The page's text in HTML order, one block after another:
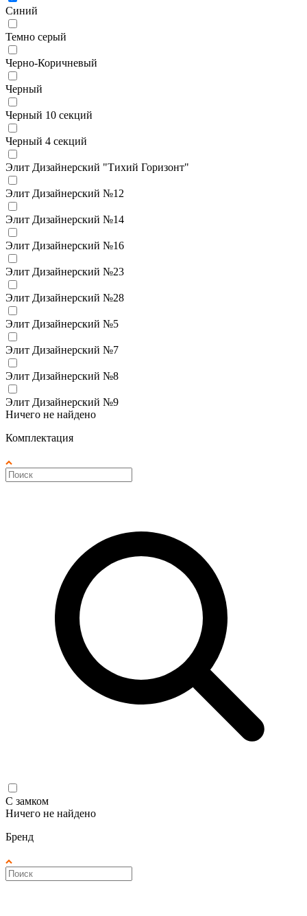
Синий
Темно серый
Черно-Коричневый
Черный
Черный 10 секций
Черный 4 секций
Элит Дизайнерский "Тихий Горизонт"
Элит Дизайнерский №12
Элит Дизайнерский №14
Элит Дизайнерский №16
Элит Дизайнерский №23
Элит Дизайнерский №28
Элит Дизайнерский №5
Элит Дизайнерский №7
Элит Дизайнерский №8
Элит Дизайнерский №9
Ничего не найдено
Комплектация
С замком
Ничего не найдено
Бренд